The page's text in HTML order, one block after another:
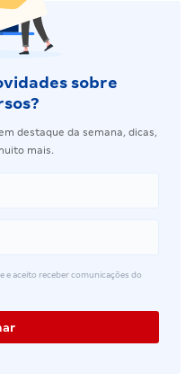
sobre
destaque da semana, dicas,
mais.
e aceito receber comunicações do